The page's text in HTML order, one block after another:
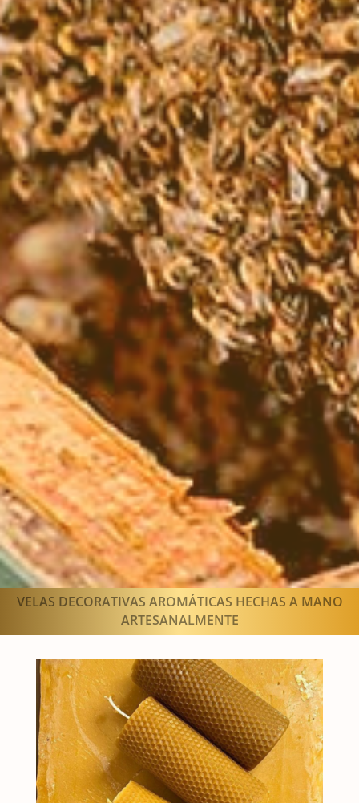
VELAS DECORATIVAS AROMÁTICAS HECHAS A MANO
ARTESANALMENTE